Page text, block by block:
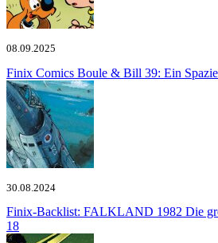
08.09.2025
Finix Comics Boule & Bill 39: Ein
30.08.2024
Finix-Backlist: FALKLAND 1982 Die
18